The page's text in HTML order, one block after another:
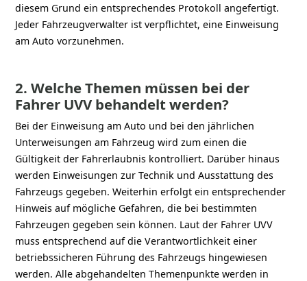
diesem Grund ein entsprechendes Protokoll angefertigt.
Jeder Fahrzeugverwalter ist verpflichtet, eine Einweisung
am Auto vorzunehmen.
2. Welche Themen müssen bei der
Fahrer UVV behandelt werden?
Bei der Einweisung am Auto und bei den jährlichen
Unterweisungen am Fahrzeug wird zum einen die
Gültigkeit der Fahrerlaubnis kontrolliert. Darüber hinaus
werden Einweisungen zur Technik und Ausstattung des
Fahrzeugs gegeben. Weiterhin erfolgt ein entsprechender
Hinweis auf mögliche Gefahren, die bei bestimmten
Fahrzeugen gegeben sein können. Laut der Fahrer UVV
muss entsprechend auf die Verantwortlichkeit einer
betriebssicheren Führung des Fahrzeugs hingewiesen
werden. Alle abgehandelten Themenpunkte werden in